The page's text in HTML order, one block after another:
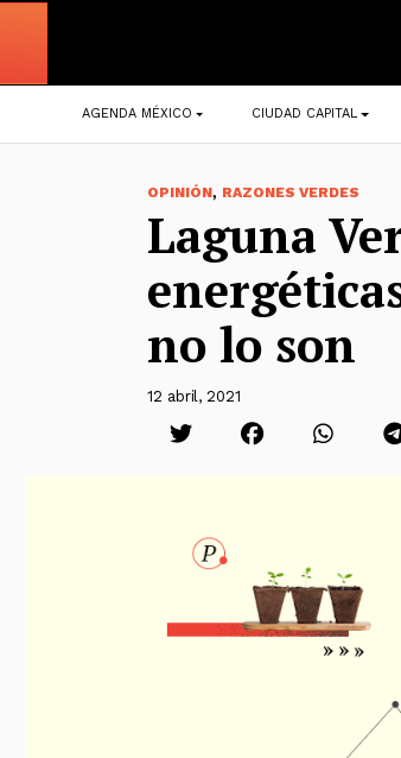
Navegación
principal
AGENDA MÉXICO CIUDAD CAPITAL
OPINIÓN, RAZONES VERDES
Laguna
no lo son
12 abril, 2021